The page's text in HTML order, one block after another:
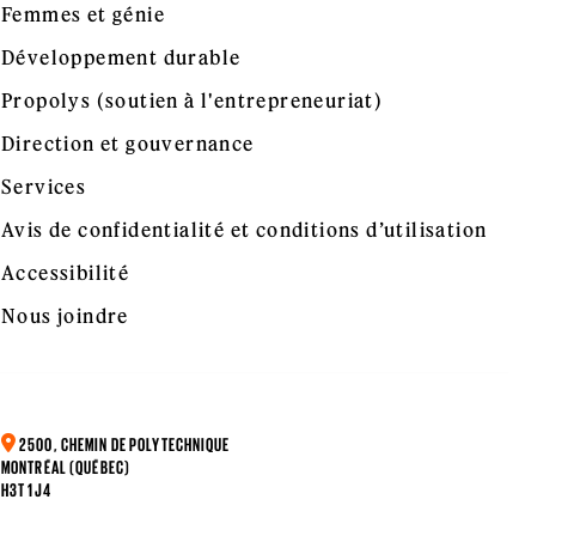
Femmes et génie
Développement durable
Propolys (soutien à l'entrepreneuriat)
Direction et gouvernance
Services
Avis de confidentialité et conditions d’utilisation
Accessibilité
Nous joindre
2500, CHEMIN DE POLYTECHNIQUE
MONTRÉAL (QUÉBEC)
H3T 1J4